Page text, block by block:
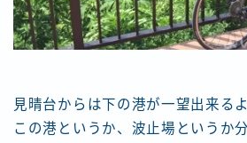
見晴台からは下の港が一望出来る
この港というか、波止場というか